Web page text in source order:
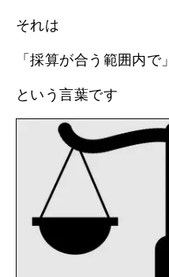
それは
「採算が合う範囲内で」
という言葉です